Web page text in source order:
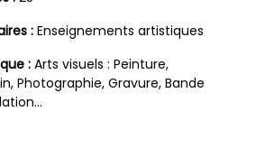
: Enseignements artistiques
: Arts visuels : Peinture,
Photographie, Gravure, Bande